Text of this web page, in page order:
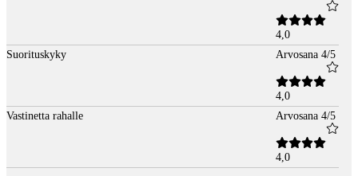
4,0
Suorituskyky
Arvosana 4/5
4,0
Vastinetta rahalle
Arvosana 4/5
4,0